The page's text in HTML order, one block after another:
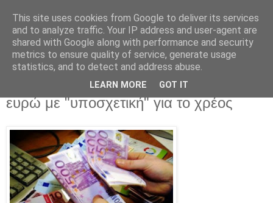
Παρασκευή 22 Απριλίου 2016
Αναζητείται συμφωνία για μέτρα 9 δισ.
ευρώ με "υποσχετική" για το χρέος
This site uses cookies from Google to deliver its services
and to analyze traffic. Your IP address and user-agent are
shared with Google along with performance and security
metrics to ensure quality of service, generate usage
statistics, and to detect and address abuse.
LEARN MORE GOT IT